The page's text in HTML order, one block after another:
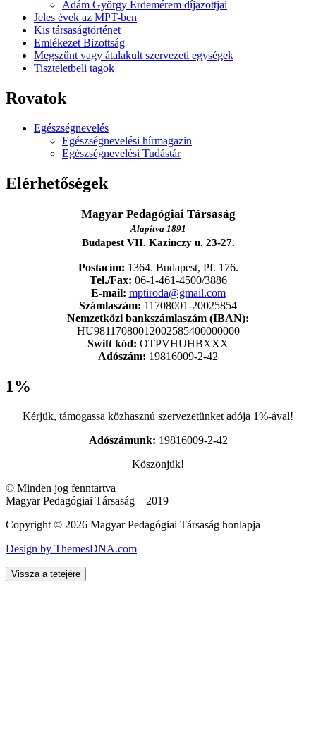
Ádám György Érdemérem díjazottjai
Jeles évek az MPT-ben
Kis társaságtörténet
Emlékezet Bizottság
Megszűnt vagy átalakult szervezeti egységek
Tiszteletbeli tagok
Rovatok
Egészségnevelés
Egészségnevelési hírmagazin
Egészségnevelési Tudástár
Elérhetőségek
Magyar Pedagógiai Társaság
Alapítva 1891
Budapest VII. Kazinczy u. 23-27.
Postacím: 1364. Budapest, Pf. 176.
Tel./Fax: 06-1-461-4500/3886
E-mail: mptiroda@gmail.com
Számlaszám: 11708001-20025854
Nemzetközi bankszámlaszám (IBAN):
HU98117080012002585400000000
Swift kód: OTPVHUHBXXX
Adószám: 19816009-2-42
1%
Kérjük, támogassa közhasznú szervezetünket adója 1%-ával!
Adószámunk: 19816009-2-42
Köszönjük!
© Minden jog fenntartva
Magyar Pedagógiai Társaság – 2019
Copyright © 2026 Magyar Pedagógiai Társaság honlapja
Design by ThemesDNA.com
Vissza a tetejére